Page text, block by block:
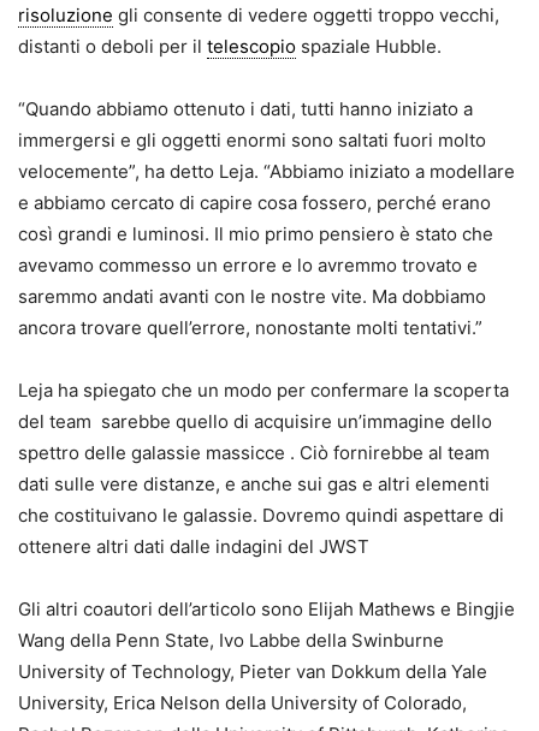
risoluzione gli consente di vedere oggetti troppo vecchi,
distanti o deboli per il telescopio spaziale Hubble.
“Quando abbiamo ottenuto i dati, tutti hanno iniziato a
immergersi e gli oggetti enormi sono saltati fuori molto
velocemente”, ha detto Leja. “Abbiamo iniziato a modellare
e abbiamo cercato di capire cosa fossero, perché erano
così grandi e luminosi. Il mio primo pensiero è stato che
avevamo commesso un errore e lo avremmo trovato e
saremmo andati avanti con le nostre vite. Ma dobbiamo
ancora trovare quell’errore, nonostante molti tentativi.”
Leja ha spiegato che un modo per confermare la scoperta
del team sarebbe quello di acquisire un’immagine dello
spettro delle galassie massicce . Ciò fornirebbe al team
dati sulle vere distanze, e anche sui gas e altri elementi
che costituivano le galassie. Dovremo quindi aspettare di
ottenere altri dati dalle indagini del JWST
Gli altri coautori dell’articolo sono Elijah Mathews e Bingjie
Wang della Penn State, Ivo Labbe della Swinburne
University of Technology, Pieter van Dokkum della Yale
University, Erica Nelson della University of Colorado,